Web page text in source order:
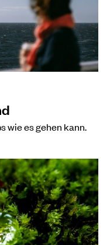
wie es gehen kann.